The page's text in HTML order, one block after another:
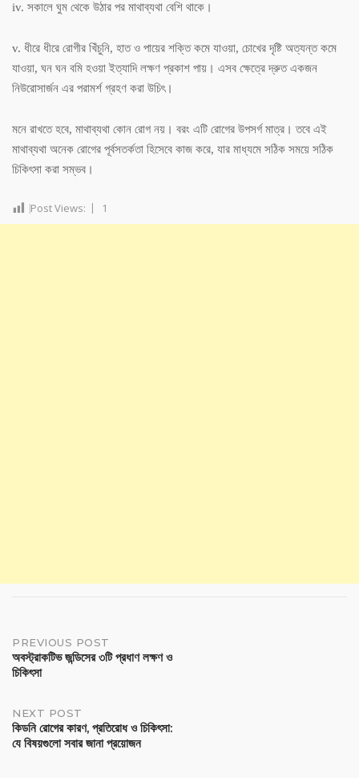
iv. সকালে ঘুম থেকে উঠার পর মাথাব্যথা বেশি থাকে।
v. ধীরে ধীরে রোগীর খিঁচুনি, হাত ও পায়ের শক্তি কমে যাওয়া, চোখের দৃষ্টি অত্যন্ত কমে
যাওয়া, ঘন ঘন বমি হওয়া ইত্যাদি লক্ষণ প্রকাশ পায়। এসব ক্ষেত্রে দ্রুত একজন
নিউরোসার্জন এর পরামর্শ গ্রহণ করা উচিৎ।
মনে রাখতে হবে, মাথাব্যথা কোন রোগ নয়। বরং এটি রোগের উপসর্গ মাত্র। তবে এই
মাথাব্যথা অনেক রোগের পূর্বসতর্কতা হিসেবে কাজ করে, যার মাধ্যমে সঠিক সময়ে সঠিক
চিকিৎসা করা সম্ভব।
Post Views: 1
PREVIOUS POST
অবস্ট্রাকটিভ জন্ডিসের ৩টি প্রধাণ লক্ষণ ও
চিকিৎসা
NEXT POST
কিডনি রোগের কারণ, প্রতিরোধ ও চিকিৎসা:
যে বিষয়গুলো সবার জানা প্রয়োজন